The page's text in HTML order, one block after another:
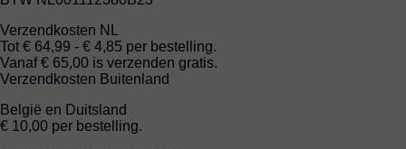
Verzendkosten NL
Tot € 64,99 - € 4,85 per bestelling.
Vanaf € 65,00 is verzenden gratis.
Verzendkosten Buitenland
België en Duitsland
€ 10,00 per bestelling.